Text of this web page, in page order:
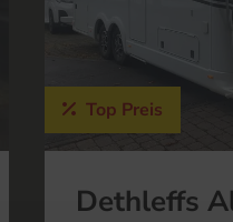
Top Preis
Dethleffs